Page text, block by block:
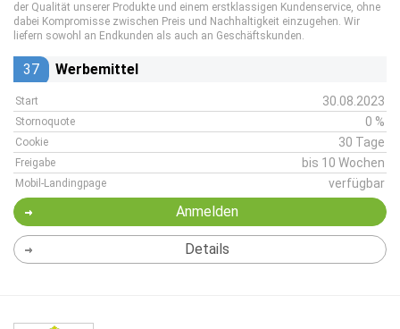
der Qualität unserer Produkte und einem erstklassigen Kundenservice, ohne
dabei Kompromisse zwischen Preis und Nachhaltigkeit einzugehen. Wir
liefern sowohl an Endkunden als auch an Geschäftskunden.
37 Werbemittel
Start 30.08.2023
Stornoquote 0 %
Cookie 30 Tage
Freigabe bis 10 Wochen
Mobil-Landingpage verfügbar
Anmelden
Details